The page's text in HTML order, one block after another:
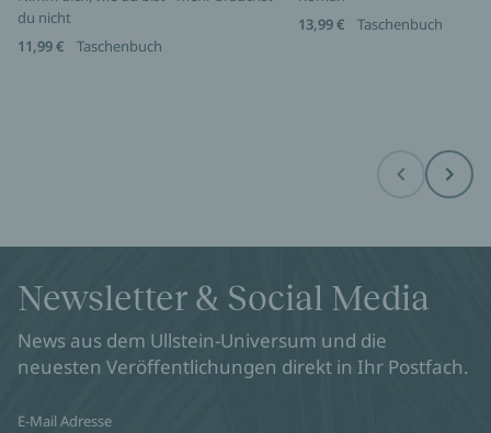
du nicht
11,99 €
Taschenbuch
13,99 €
Taschenbuch
Before Next
Newsletter & Social Media
News aus dem Ullstein-Universum und die
neuesten Veröffentlichungen direkt in Ihr Postfach.
E-Mail Adresse